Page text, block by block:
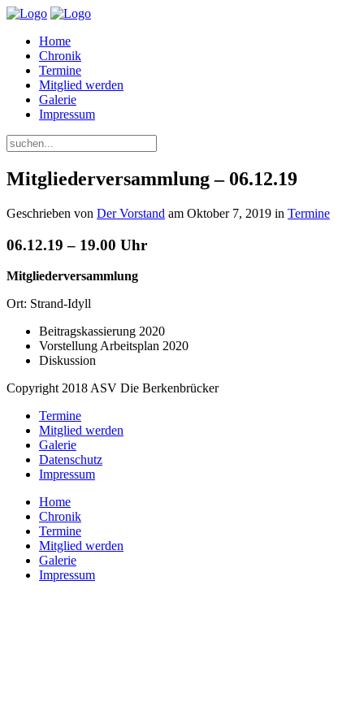
Home
Chronik
Termine
Mitglied werden
Galerie
Impressum
Mitgliederversammlung – 06.12.19
Geschrieben von Der Vorstand am Oktober 7, 2019 in Termine
06.12.19 – 19.00 Uhr
Mitgliederversammlung
Ort: Strand-Idyll
Beitragskassierung 2020
Vorstellung Arbeitsplan 2020
Diskussion
Copyright 2018 ASV Die Berkenbrücker
Termine
Mitglied werden
Galerie
Datenschutz
Impressum
Home
Chronik
Termine
Mitglied werden
Galerie
Impressum